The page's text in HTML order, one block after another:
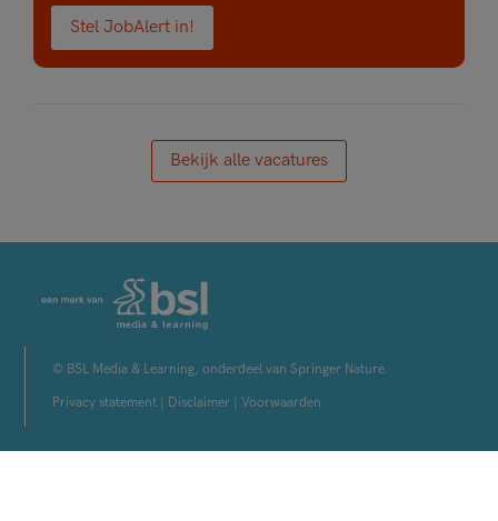
Stel JobAlert in!
Bekijk alle vacatures
© BSL Media & Learning, onderdeel van Springer Nature
Privacy statement | Disclaimer | Voorwaarden